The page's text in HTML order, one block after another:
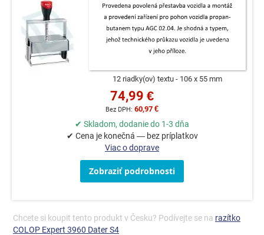
12 riadky(ov) textu 106 x 55 mm
74,99 €
60,97 €
✔ Skladom, dodanie do 1-3 dňa
✔ Cena je konečná — bez príplatkov
Viac o doprave
Zobraziť podrobnosti
Chcete si koupit tento produkt v Česku? Podívejte se na razítko
COLOP Expert 3960 Dater S4